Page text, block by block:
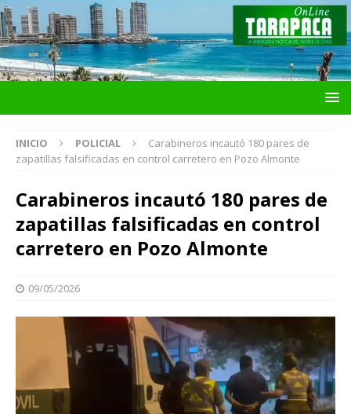
INICIO POLICIAL
Carabineros incautó 180 pares de
zapatillas falsificadas en control carretero en Pozo Almonte
Carabineros incautó 180 pares de
zapatillas falsificadas en control
carretero en Pozo Almonte
09/05/2026